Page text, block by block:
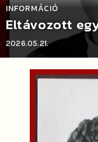
INFORMÁCIÓ
Eltávozott
2026.05.21.